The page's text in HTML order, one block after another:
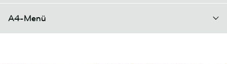
A4-Menü